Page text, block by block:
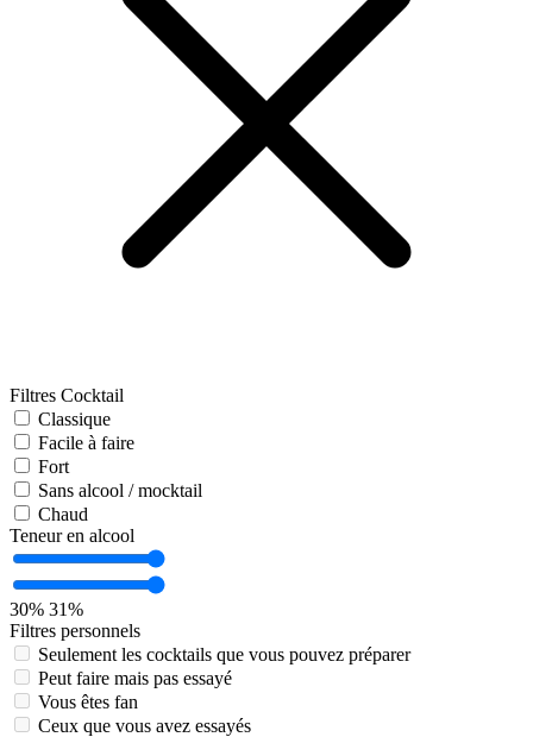
Filtres Cocktail
Classique
Facile à faire
Fort
Sans alcool / mocktail
Chaud
Teneur en alcool
30% 31%
Filtres personnels
Seulement les cocktails que vous pouvez préparer
Peut faire mais pas essayé
Vous êtes fan
Ceux que vous avez essayés